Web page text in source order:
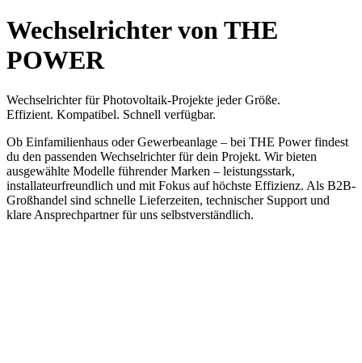
Wechselrichter von THE
POWER
Wechselrichter für Photovoltaik-Projekte jeder Größe.
Effizient. Kompatibel. Schnell verfügbar.
Ob Einfamilienhaus oder Gewerbeanlage – bei THE Power findest
du den passenden Wechselrichter für dein Projekt. Wir bieten
ausgewählte Modelle führender Marken – leistungsstark,
installateurfreundlich und mit Fokus auf höchste Effizienz. Als B2B-
Großhandel sind schnelle Lieferzeiten, technischer Support und
klare Ansprechpartner für uns selbstverständlich.